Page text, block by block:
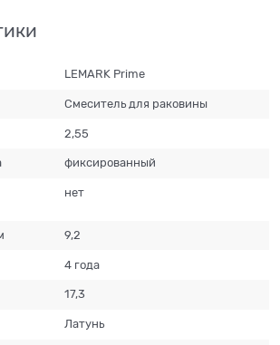
LEMARK Prime
Смеситель для раковины
2,55
фиксированный
нет
9,2
4 года
17,3
Латунь